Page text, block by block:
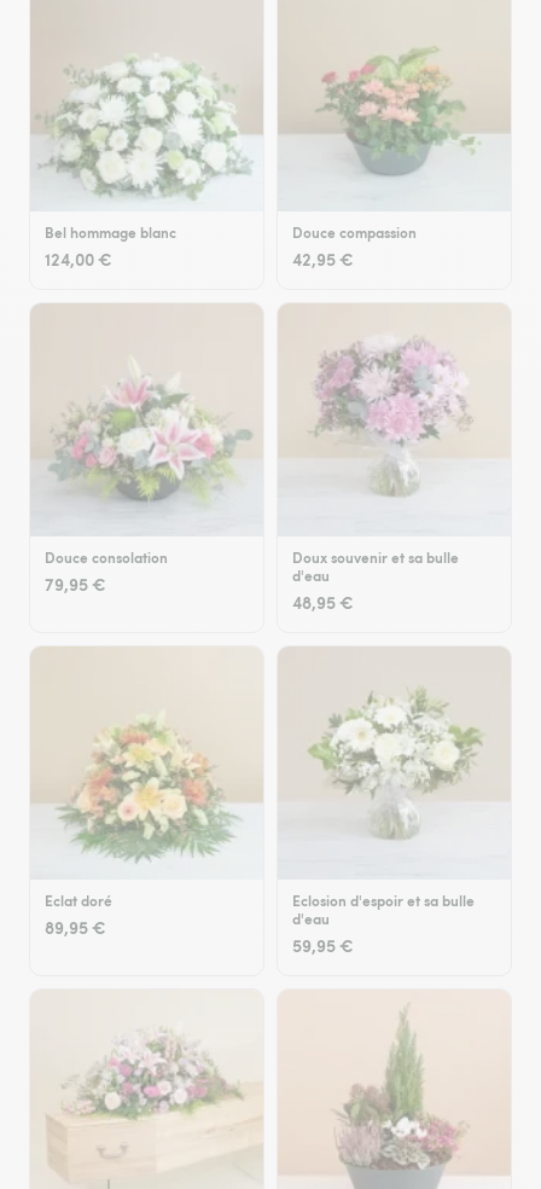
Bel hommage blanc
124,00 €
Douce compassion
42,95 €
Douce consolation
79,95 €
Doux souvenir et sa bulle
d'eau
48,95 €
Eclat doré
89,95 €
Eclosion d'espoir et sa bulle
d'eau
59,95 €